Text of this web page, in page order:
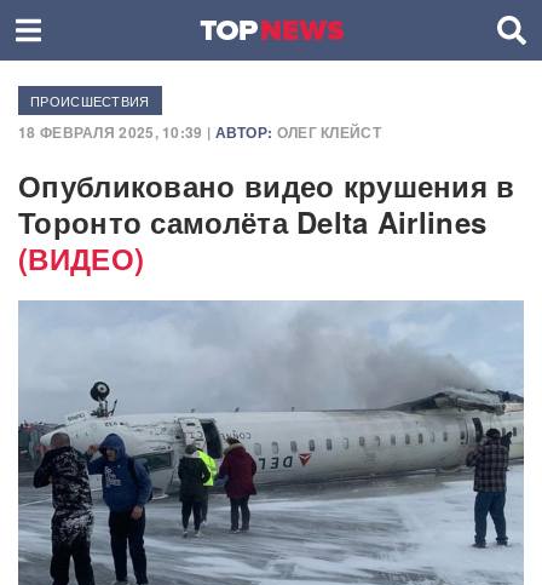
ПРОИСШЕСТВИЯ
18 ФЕВРАЛЯ 2025, 10:39 | АВТОР: ОЛЕГ КЛЕЙСТ
Опубликовано видео крушения в
Торонто самолёта Delta Airlines
(ВИДЕО)